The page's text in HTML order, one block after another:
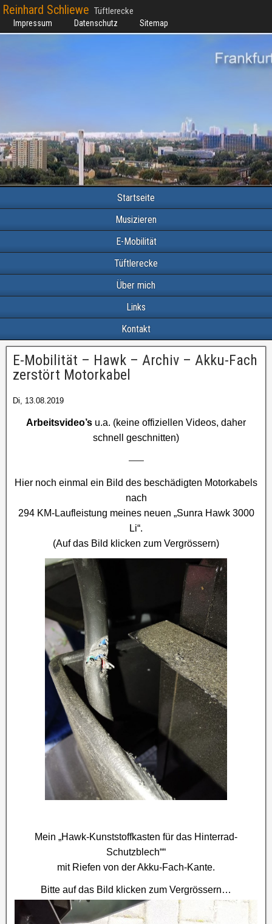
Reinhard Schliewe Tüftlerecke
Impressum Datenschutz Sitemap
Startseite
Musizieren
E-Mobilität
Tüftlerecke
Über mich
Links
Kontakt
E-Mobilität – Hawk – Archiv – Akku-Fach
zerstört Motorkabel
Di, 13.08.2019
Arbeitsvideo’s u.a. (keine offiziellen Videos, daher
schnell geschnitten)
—–
Hier noch einmal ein Bild des beschädigten Motorkabels
nach
294 KM-Laufleistung meines neuen „Sunra Hawk 3000
Li“.
(Auf das Bild klicken zum Vergrössern)
Mein „Hawk-Kunststoffkasten für das Hinterrad-
Schutzblech““
mit Riefen von der Akku-Fach-Kante.
Bitte auf das Bild klicken zum Vergrössern…